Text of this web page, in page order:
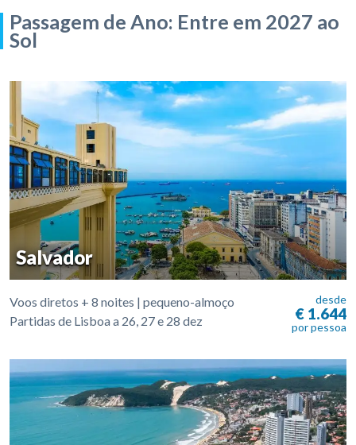
Passagem de Ano: Entre em 2027 ao
Sol
Salvador
Voos diretos + 8 noites | pequeno-almoço
Partidas de Lisboa a 26, 27 e 28 dez
desde
€ 1.644
por pessoa